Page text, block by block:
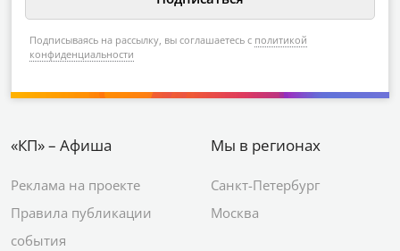
Подписываясь на рассылку, вы соглашаетесь с политикой
конфиденциальности
«КП» – Афиша
Реклама на проекте
Правила публикации
события
Мы в регионах
Санкт-Петербург
Москва